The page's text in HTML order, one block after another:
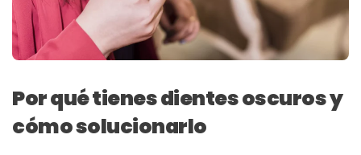
Por qué tienes dientes oscuros y
cómo solucionarlo